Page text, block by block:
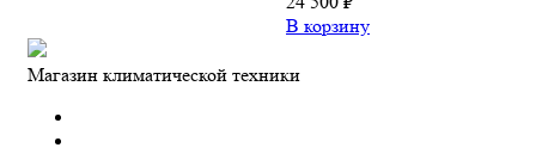
В корзину
Магазин климатической техники